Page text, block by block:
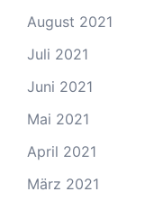
August 2021
Juli 2021
Juni 2021
Mai 2021
April 2021
März 2021